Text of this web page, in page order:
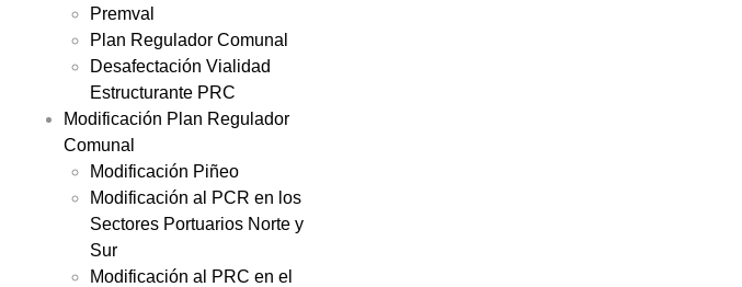
Premval
Plan Regulador Comunal
Desafectación Vialidad
Estructurante PRC
Modificación Plan Regulador
Comunal
Modificación Piñeo
Modificación al PCR en los
Sectores Portuarios Norte y
Sur
Modificación al PRC en el